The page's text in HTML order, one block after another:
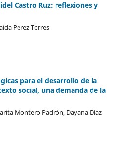
Castro Ruz: reflexiones y
Pérez Torres
para el desarrollo de la
social, una demanda de la
Montero Padrón, Dayana Díaz